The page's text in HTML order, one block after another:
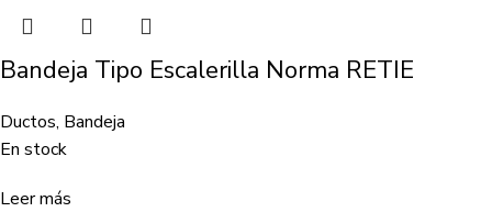
Bandeja Tipo Escalerilla Norma RETIE
Ductos, Bandeja
En stock
Leer más